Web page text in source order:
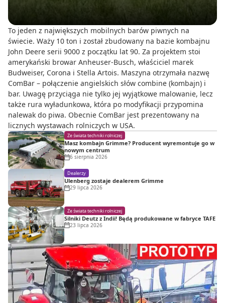
To jeden z największych mobilnych barów piwnych na
świecie. Waży 10 ton i został zbudowany na bazie kombajnu
John Deere serii 9000 z początku lat 90. Za projektem stoi
amerykański browar Anheuser-Busch, właściciel marek
Budweiser, Corona i Stella Artois. Maszyna otrzymała nazwę
ComBar – połączenie angielskich słów combine (kombajn) i
bar. Uwagę przyciąga nie tylko jej wyjątkowe malowanie, lecz
także rura wyładunkowa, która po modyfikacji przypomina
nalewak do piwa. Obecnie ComBar jest prezentowany na
licznych wystawach rolniczych w USA.
Ze świata techniki rolniczej
Masz kombajn Grimme? Producent wyremontuje go w
nowym centrum
6 sierpnia 2026
Dealerzy
Ulenberg zostaje dealerem Grimme
29 lipca 2026
Ze świata techniki rolniczej
Silniki Deutz z Indii! Będą produkowane w fabryce TAFE
23 lipca 2026